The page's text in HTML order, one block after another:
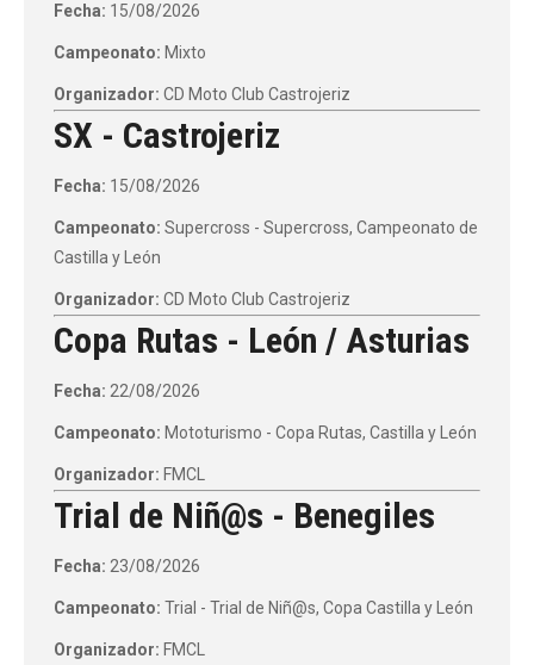
Fecha: 15/08/2026
Campeonato: Mixto
Organizador: CD Moto Club Castrojeriz
SX - Castrojeriz
Fecha: 15/08/2026
Campeonato: Supercross - Supercross, Campeonato de
Castilla y León
Organizador: CD Moto Club Castrojeriz
Copa Rutas - León / Asturias
Fecha: 22/08/2026
Campeonato: Mototurismo - Copa Rutas, Castilla y León
Organizador: FMCL
Trial de Niñ@s - Benegiles
Fecha: 23/08/2026
Campeonato: Trial - Trial de Niñ@s, Copa Castilla y León
Organizador: FMCL